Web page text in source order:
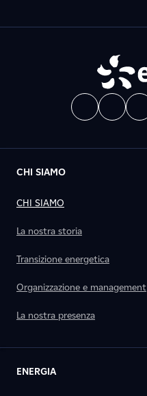
CHI SIAMO
CHI SIAMO
La nostra storia
Transizione energetica
Organizzazione e management
La nostra presenza
ENERGIA